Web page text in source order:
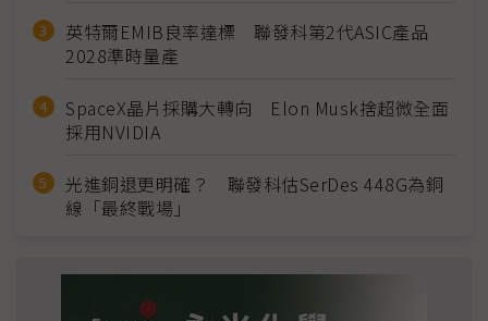
英特爾EMIB良率達標 聯發科第2代ASIC產品
2028準時量產
SpaceX晶片採購大轉向 Elon Musk捨超微全面
採用NVIDIA
光進銅退更明確？ 聯發科估SerDes 448G為銅
線「最終戰場」